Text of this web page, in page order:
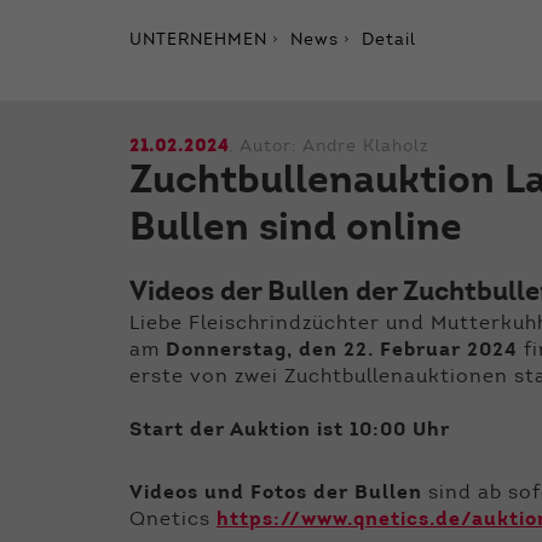
UNTERNEHMEN News Detail
21.02.2024, Autor: Andre Klaholz
Zuchtbullenauktion
Bullen sind online
Videos der Bullen der
Liebe Fleischrindzüchter und
am
Donnerstag, den 22. Februar 2024
erste von zwei Zuchtbullenauktionen
Start der Auktion ist 10:00 Uhr
Videos und Fotos der Bullen sind ab
Qnetics https://www.qnetics.de/